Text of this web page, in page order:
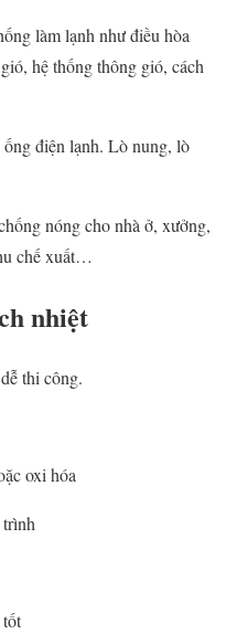
làm lạnh như điều hòa
hệ thống thông gió, cách
điện lạnh. Lò nung, lò
nóng cho nhà ở, xưởng,
chế xuất…
nhiệt
thi công.
oxi hóa